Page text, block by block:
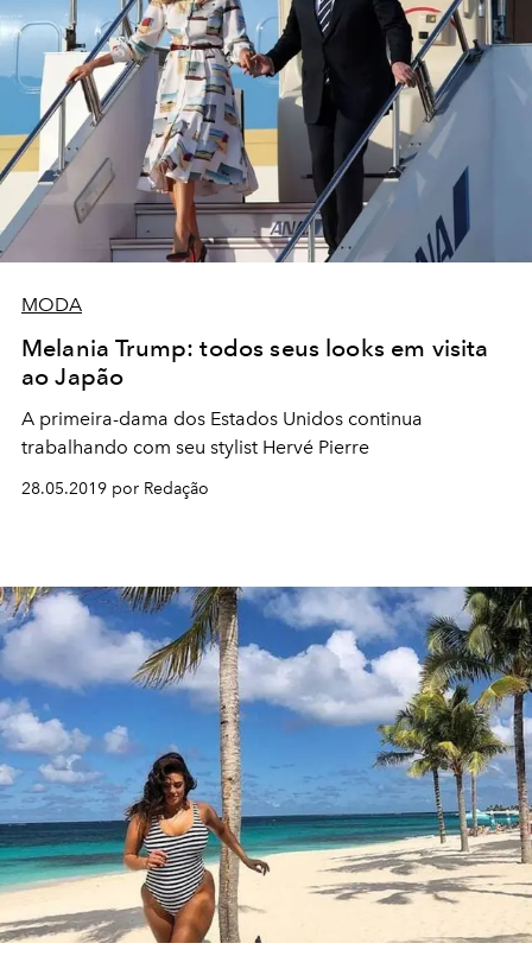
MODA
Melania Trump: todos seus looks em visita
ao Japão
A primeira-dama dos Estados Unidos continua
trabalhando com seu stylist Hervé Pierre
28.05.2019 por Redação